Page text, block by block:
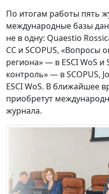
По итогам работы пять
международные базы
не в одну: Quaestio
CC и SCOPUS, «Вопросы
региона» — в ESCI WoS и
контроль» — в SCOPUS,
ESCI WoS. В ближайшее
приобретут
журнала.